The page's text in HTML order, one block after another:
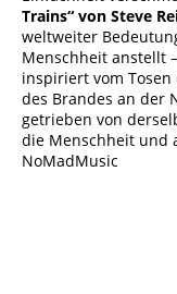
Trains“ von Steve
weltweiter
Menschheit anstellt
inspiriert vom
des Brandes an der
getrieben von
die Menschheit und
NoMadMusic